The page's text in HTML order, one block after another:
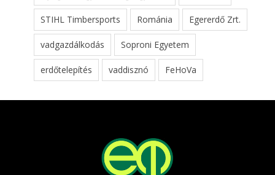
STIHL Timbersports Románia Egererdő Zrt.
vadgazdálkodás Soproni Egyetem
erdőtelepítés vaddisznó FeHoVa